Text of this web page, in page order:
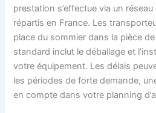
prestation s’effectue via un
répartis en France. Les
place du sommier dans la pièce
standard inclut le déballage et
votre équipement. Les délais
les périodes de forte demande,
en compte dans votre planning